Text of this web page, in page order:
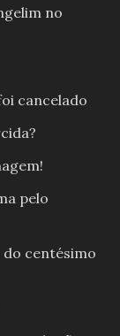
no
cancelado
pelo
centésimo